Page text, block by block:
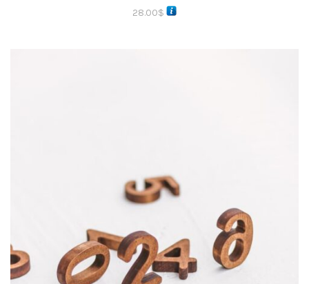
28.00$